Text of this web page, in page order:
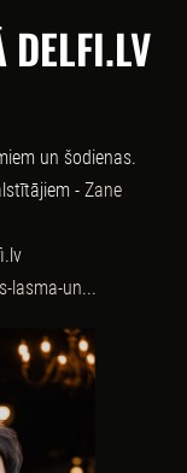
un šodienas.
- Zane
lasma-un...